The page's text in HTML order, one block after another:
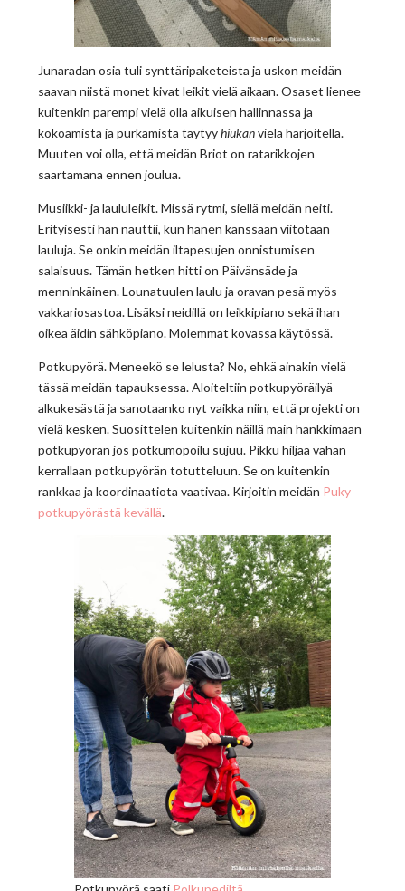
Junaradan osia tuli synttäripaketeista ja uskon meidän
saavan niistä monet kivat leikit vielä aikaan. Osaset lienee
kuitenkin parempi vielä olla aikuisen hallinnassa ja
kokoamista ja purkamista täytyyhiukanvielä harjoitella.
Muuten voi olla, että meidän Briot on ratarikkojen
saartamana ennen joulua.
Musiikki- ja laululeikit. Missä rytmi, siellä meidän neiti.
Erityisesti hän nauttii, kun hänen kanssaan viitotaan
lauluja. Se onkin meidän iltapesujen onnistumisen
salaisuus. Tämän hetken hitti on Päivänsäde ja
menninkäinen. Lounatuulen laulu ja oravan pesä myös
vakkariosastoa. Lisäksi neidillä on leikkipiano sekä ihan
oikea äidin sähköpiano. Molemmat kovassa käytössä.
Potkupyörä. Meneekö se lelusta? No, ehkä ainakin vielä
tässä meidän tapauksessa. Aloiteltiin potkupyöräilyä
alkukesästä ja sanotaanko nyt vaikka niin, että projekti on
vielä kesken. Suosittelen kuitenkin näillä main hankkimaan
potkupyörän jos potkumopoilu sujuu. Pikku hiljaa vähän
kerrallaan potkupyörän totutteluun. Se on kuitenkin
rankkaa ja koordinaatiota vaativaa. Kirjoitin meidän Puky
potkupyörästä kevällä.